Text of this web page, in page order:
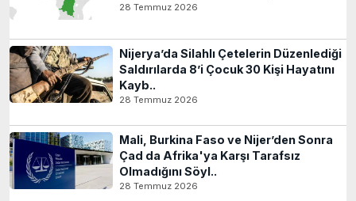
28 Temmuz 2026
Nijerya’da Silahlı Çetelerin Düzenlediği
Saldırılarda 8’i Çocuk 30 Kişi Hayatını
Kayb..
28 Temmuz 2026
Mali, Burkina Faso ve Nijer’den Sonra
Çad da Afrika'ya Karşı Tarafsız
Olmadığını Söyl..
28 Temmuz 2026